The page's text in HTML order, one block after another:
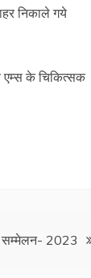
निकाले गये
एम्स के चिकित्सक
सम्मेलन- 2023